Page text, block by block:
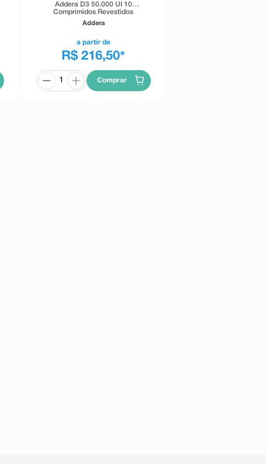
Addera D3 50.000 UI 10
Comprimidos Revestidos
Addera
a partir de
R$ 216,50*
Comprar